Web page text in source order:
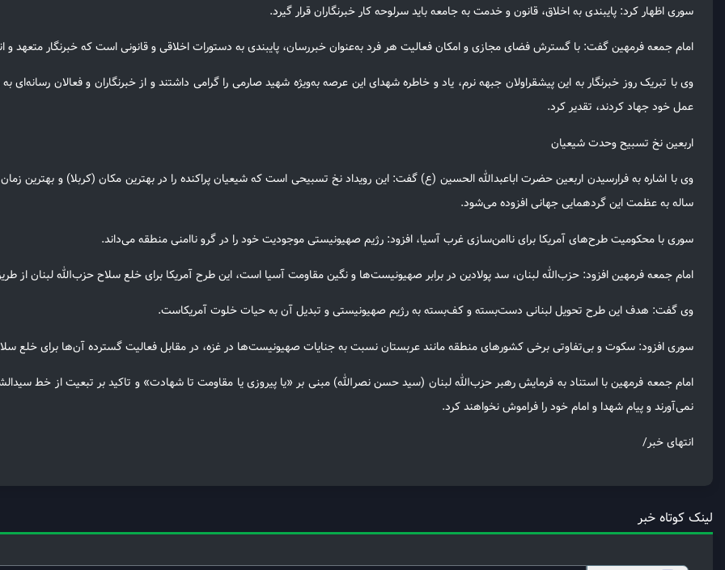
سوری اظهار کرد: پایبندی به اخلاق، قانون و خدمت به جامعه باید سرلوحه کار خبرنگاران قرار گیرد.
امام جمعه فرمهین گفت: با گسترش فضای مجازی و امکان فعالیت هر فرد به‌عنوان خبررسان، پایبندی به دستورات اخلاقی و قانونی است که خبرنگار متعهد و
وی با تبریک روز خبرنگار به این پیشقراولان جبهه نرم، یاد و خاطره شهدای این عرصه به‌ویژه شهید صارمی را گرامی داشتند و از خبرنگاران و فعالان
عمل خود جهاد کردند، تقدیر کرد.
اربعین نخ تسبیح وحدت شیعیان
وی با اشاره به فرارسیدن اربعین حضرت اباعبدالله الحسین (ع) گفت: این رویداد نخ تسبیحی است که شیعیان پراکنده را در بهترین مکان (کربلا) و بهترین
ساله به عظمت این گردهمایی جهانی افزوده می‌شود.
سوری با محکومیت طرح‌های آمریکا برای ناامن‌سازی غرب آسیا، افزود: رژیم صهیونیستی موجودیت خود را در گرو ناامنی منطقه می‌داند.
امام جمعه فرمهین افزود: حزب‌الله لبنان، سد پولادین در برابر صهیونیست‌ها و نگین مقاومت آسیا است، این طرح آمریکا برای خلع سلاح حزب‌الله لبنان از
وی گفت: هدف این طرح تحویل لبنانی دست‌بسته و کف‌بسته به رژیم صهیونیستی و تبدیل آن به حیات خلوت آمریکاست.
سوری افزود: سکوت و بی‌تفاوتی برخی کشورهای منطقه مانند عربستان نسبت به جنایات صهیونیست‌ها در غزه، در مقابل فعالیت گسترده آن‌ها برای خلع
امام جمعه فرمهین با استناد به فرمایش رهبر حزب‌الله لبنان (سید حسن نصرالله) مبنی بر «یا پیروزی یا مقاومت تا شهادت» و تاکید بر تبعیت از خط
نمی‌آورند و پیام شهدا و امام خود را فراموش نخواهند کرد.
انتهای خبر/
لینک کوتاه خبر